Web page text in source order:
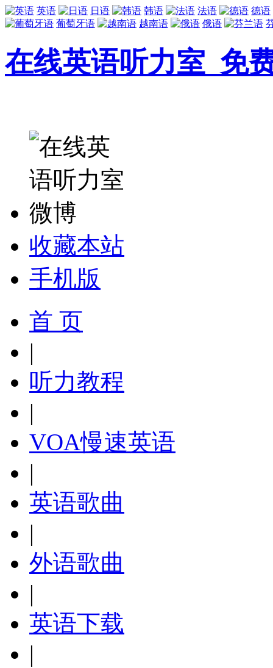
英语 日语 韩语 法语
德语
葡萄牙语
越南语 俄语
在线英语听力室_免
收藏本站
手机版
首 页
|
听力教程
|
VOA慢速英语
|
英语歌曲
|
外语歌曲
|
英语下载
|